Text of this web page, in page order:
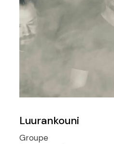
Luurankouni
Groupe